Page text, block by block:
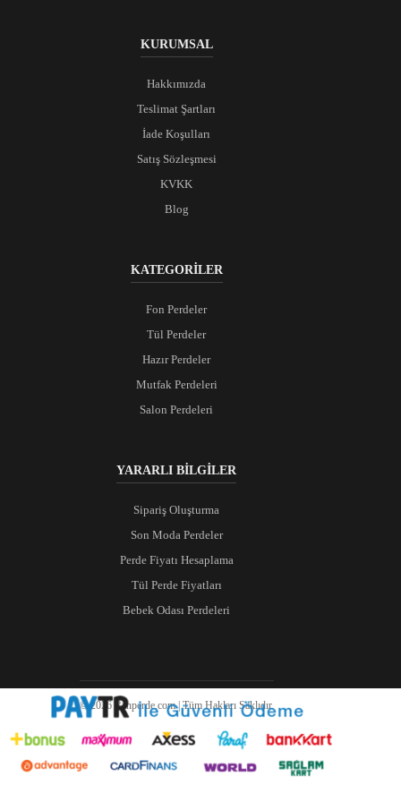
KURUMSAL
Hakkımızda
Teslimat Şartları
İade Koşulları
Satış Sözleşmesi
KVKK
Blog
KATEGORİLER
Fon Perdeler
Tül Perdeler
Hazır Perdeler
Mutfak Perdeleri
Salon Perdeleri
YARARLI BİLGİLER
Sipariş Oluşturma
Son Moda Perdeler
Perde Fiyatı Hesaplama
Tül Perde Fiyatları
Bebek Odası Perdeleri
© 2026 Ranperde.com | Tüm Hakları Saklıdır.